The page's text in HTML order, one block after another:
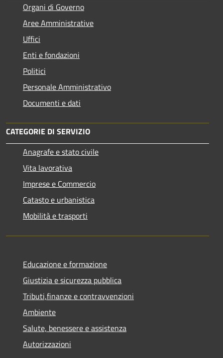
Organi di Governo
Aree Amministrative
Uffici
Enti e fondazioni
Politici
Personale Amministrativo
Documenti e dati
CATEGORIE DI SERVIZIO
Anagrafe e stato civile
Vita lavorativa
Imprese e Commercio
Catasto e urbanistica
Mobilità e trasporti
Educazione e formazione
Giustizia e sicurezza pubblica
Tributi,finanze e contravvenzioni
Ambiente
Salute, benessere e assistenza
Autorizzazioni